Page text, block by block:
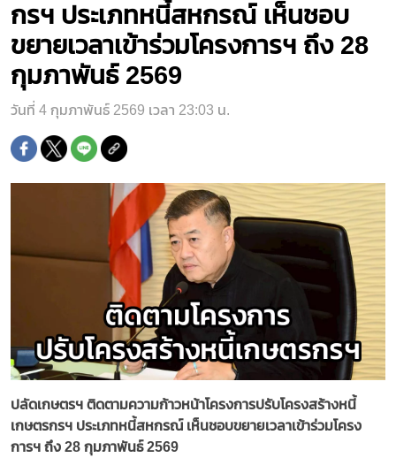
กรฯ ประเภทหนี้สหกรณ์ เห็นชอบ
ขยายเวลาเข้าร่วมโครงการฯ ถึง 28
กุมภาพันธ์ 2569
วันที่ 4 กุมภาพันธ์ 2569 เวลา 23:03 น.
ปลัดเกษตรฯ ติดตามความก้าวหน้าโครงการปรับโครงสร้างหนี้
เกษตรกรฯ ประเภทหนี้สหกรณ์ เห็นชอบขยายเวลาเข้าร่วมโครง
การฯ ถึง 28 กุมภาพันธ์ 2569